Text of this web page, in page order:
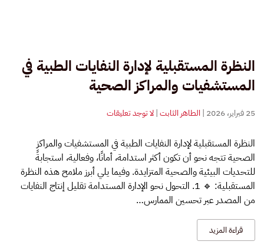
النظرة المستقبلية لإدارة النفايات الطبية في
المستشفيات والمراكز الصحية
25 فبراير، 2026 | الطاهر الثابت|لا توجد تعليقات
لإدارة
النفايات
الطبية
في
المستشفيات
النظرة المستقبلية لإدارة النفايات الطبية في المستشفيات والمراكز
الصحية تتجه نحو أن تكون أكثر استدامة، أمانًا، وفعالية، استجابةً
للتحديات البيئية والصحية المتزايدة. وفيما يلي أبرز ملامح هذه النظرة
المستقبلية: 🔹 1. التحول نحو الإدارة المستدامة تقليل إنتاج النفايات
من المصدر عبر تحسين الممارس…
قراءة المزيد